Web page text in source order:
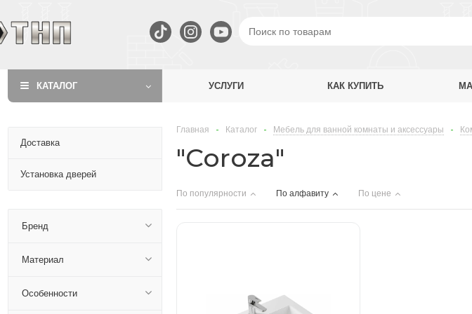
КАТАЛОГ УСЛУГИ КАК КУПИТЬ
Доставка
Установка дверей
Бренд
Материал
Особенности
Главная - Каталог - Мебель для ванной комнаты и аксессуары -
"Coroza"
По популярности По алфавиту По цене